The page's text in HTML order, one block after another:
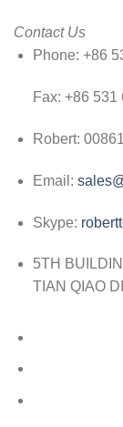
Contact Us
Phone: +86
Fax: +86 531
Robert:
Email:
Skype:
5TH
TIAN QIAO